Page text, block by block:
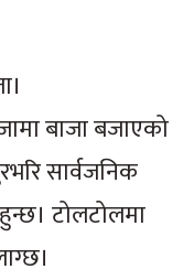
बाजा बजाएको
सार्वजनिक
टोलटोलमा